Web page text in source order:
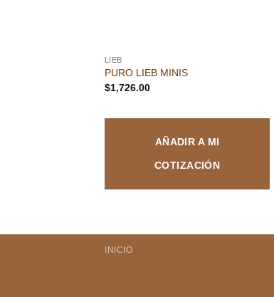
LIEB
PURO LIEB MINIS
$1,726.00
AÑADIR A MI
COTIZACIÓN
INICIO